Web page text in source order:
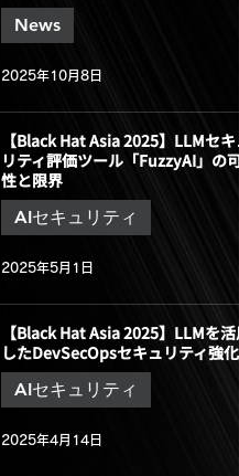
News
2025年10月8日
【Black Hat Asia 2025】LLMセキュ
リティ評価ツール「FuzzyAI」の可
性と限界
AIセキュリティ
2025年5月1日
【Black Hat Asia 2025】LLMを活用
したDevSecOpsセキュリティ強化
AIセキュリティ
2025年4月14日